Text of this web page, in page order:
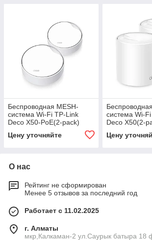
Беспроводная MESH-
система Wi-Fi TP-Link
Deco X50-PoE(2-pack)
Цену уточняйте
система Wi-
Deco X50(2-
Цену
О нас
Рейтинг не сформирован
Менее 5 отзывов за последний год
Работает с 11.02.2025
г. Алматы
мкр,Калкаман-2 ул.Саурык батыра 18